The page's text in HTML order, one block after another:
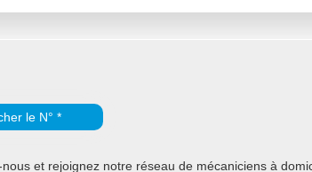
le N° *
et rejoignez notre réseau de mécaniciens à